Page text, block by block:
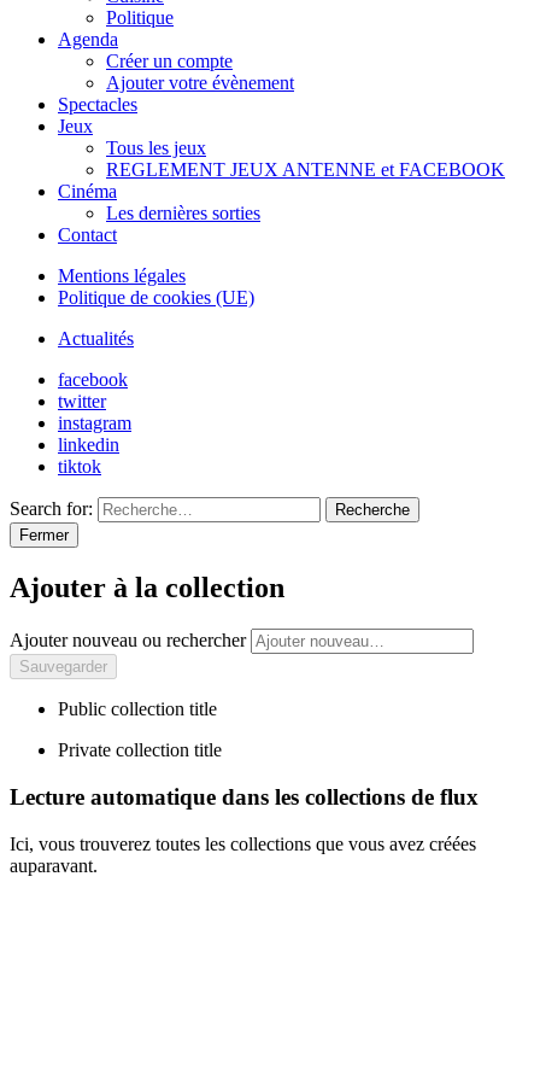
Politique
Agenda
Créer un compte
Ajouter votre évènement
Spectacles
Jeux
Tous les jeux
REGLEMENT JEUX ANTENNE et FACEBOOK
Cinéma
Les dernières sorties
Contact
Mentions légales
Politique de cookies (UE)
Actualités
facebook
twitter
instagram
linkedin
tiktok
Search for:
Recherche
Fermer
Ajouter à la collection
Ajouter nouveau ou rechercher
Public collection title
Private collection title
Lecture automatique dans les collections de flux
Ici, vous trouverez toutes les collections que vous avez créées
auparavant.